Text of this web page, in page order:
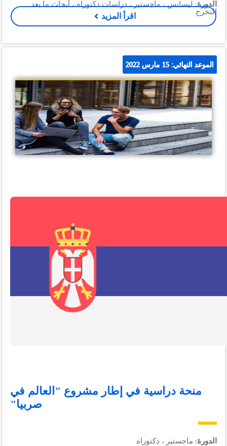
الدورة: ليسانس ، ماجستير ، دراسات دكتوراه ، أبحاث ما بعد
التخرج
اقرأ المزيد
الموعد النهائي: 15 مارس 2022
منحة دراسية في إطار مشروع "العالم في
صربيا"
الدورة: ماجستير ، دكتوراه